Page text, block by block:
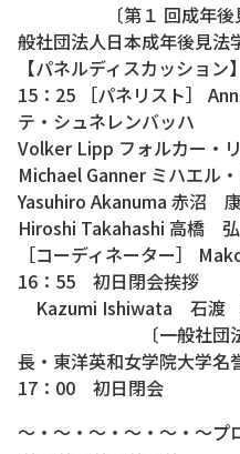
〔第１ 回成年後見法
般社団法人日本成年後見法
【パネルディスカッション】
15：25 ［パネリスト］
テ・シュネレンバッハ
Volker Lipp フォルカー・
Michael Ganner ミハエル
Yasuhiro Akanuma 赤沼
Hiroshi Takahashi 高橋 弘
［コーディネーター］
16：55 初日閉会挨拶
Kazumi Ishiwata 石渡
〔一般社団法人日
長・東洋英和女学院大学名
17：00 初日閉会
～・～・～・～・～・～プ